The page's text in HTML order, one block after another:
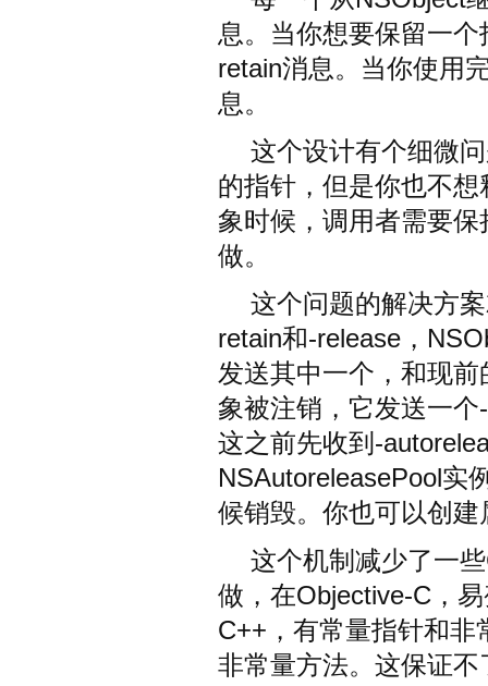
息。当你想要保留一
retain消息。当你使用
息。
这个设计有个细微
的指针，但是你也不
象时候，调用者需要
做。
这个问题的解决方
retain和-release，
发送其中一个，和现
象被注销，它发送一
这之前先收到-
NSAutoreleasePool实
候销毁。你也可以创
这个机制减少了一
做，在Objective-C，
C++，有常量指针和
非常量方法。这保证